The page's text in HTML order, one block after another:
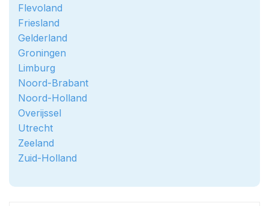
Flevoland
Friesland
Gelderland
Groningen
Limburg
Noord-Brabant
Noord-Holland
Overijssel
Utrecht
Zeeland
Zuid-Holland